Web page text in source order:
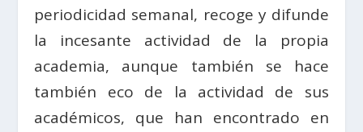
periodicidad semanal, recoge y difunde
la incesante actividad de la propia
academia, aunque también se hace
también eco de la actividad de sus
académicos, que han encontrado en